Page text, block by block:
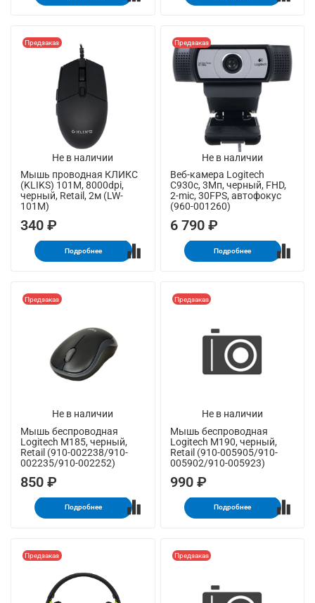
Не в наличии
Предзаказ
Мышь проводная КЛИКС
(KLIKS) 101M, 8000dpi,
черный, Retail, 2м (LW-
101M)
340 ₽
Подробнее
Не в наличии
Предзаказ
Веб-камера Logitech
C930c, 3Мп, черный, FHD,
2-mic, 30FPS, автофокус
(960-001260)
6 790 ₽
Подробнее
Не в наличии
Предзаказ
Мышь беспроводная
Logitech M185, черный,
Retail (910-002238/910-
002235/910-002252)
850 ₽
Подробнее
Не в наличии
Предзаказ
Мышь беспроводная
Logitech M190, черный,
Retail (910-005905/910-
005902/910-005923)
990 ₽
Подробнее
Предзаказ Предзаказ